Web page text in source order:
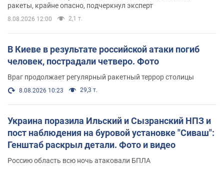
ракеты, крайне опасно, подчеркнул эксперт
8.08.2026 12:00 2,1 т.
В Киеве в результате российской атаки погиб
человек, пострадали четверо. Фото
Враг продолжает регулярный ракетный террор столицы
8.08.2026 10:23 29,3 т.
Украина поразила Ильский и Сызранский НПЗ и
пост наблюдения на буровой установке "Сиваш":
Генштаб раскрыл детали. Фото и видео
Россию область всю ночь атаковали БПЛА